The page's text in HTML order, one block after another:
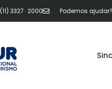
(11) 3327 · 2000 Podemos